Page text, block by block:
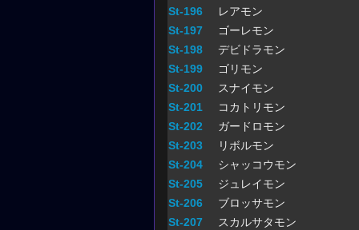
St-196
レアモン
St-197
ゴーレモン
St-198
デビドラモン
St-199
ゴリモン
St-200
スナイモン
St-201
コカトリモン
St-202
ガードロモン
St-203
リボルモン
St-204
シャッコウモン
St-205
ジュレイモン
St-206
ブロッサモン
St-207
スカルサタモン